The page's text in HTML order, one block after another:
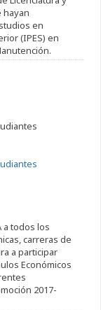
hayan
en
(IPES) en
a todos los
carreras de
a participar
Económicos
2017-